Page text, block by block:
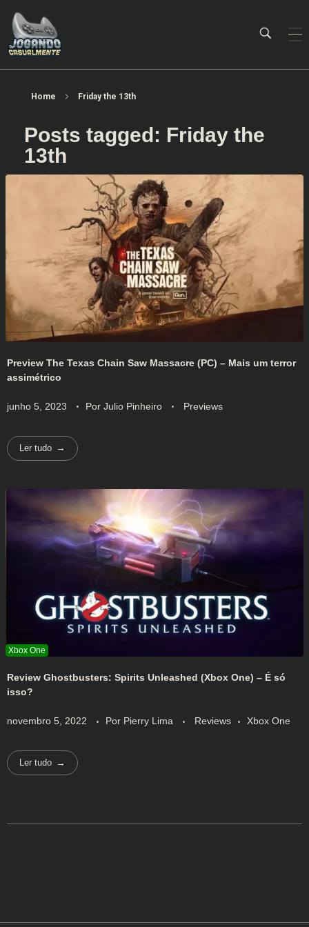
Home Friday the 13th
Posts tagged: Friday the
13th
Preview The Texas Chain Saw Massacre (PC) – Mais um terror
assimétrico
junho 5, 2023 Por Julio Pinheiro Previews
Ler tudo
Review Ghostbusters: Spirits Unleashed (Xbox One) – É só
isso?
novembro 5, 2022 Por Pierry Lima Reviews Xbox One
Ler tudo